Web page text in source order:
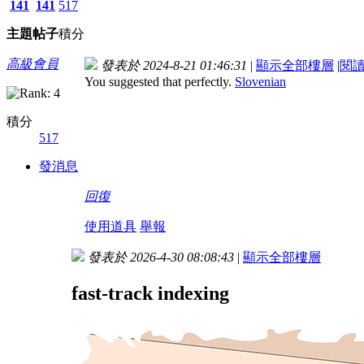
141
主題
141
帖子
517
積分
高級會員
積分
517
發消息
發表於 2024-8-21 01:46:31 | 顯示全部樓層 |閱
You suggested that perfectly. Slovenian
回復
使用道具 舉報
發表於 2026-4-30 08:08:43 | 顯示全部樓層
fast-track indexing